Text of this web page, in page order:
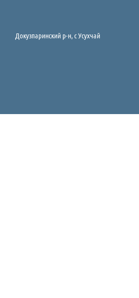
Докузпаринский р-н, c Усухчай